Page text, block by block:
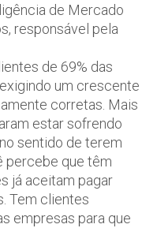
de Mercado
responsável pela
de 69% das
um crescente
corretas. Mais
estar sofrendo
sentido de terem
percebe que têm
já aceitam pagar
Tem clientes
empresas para que